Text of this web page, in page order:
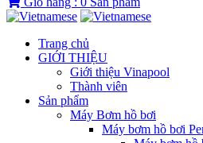
Trang chủ
GIỚI THIỆU
Giới thiệu Vinapool
Thành viên
Sản phẩm
Máy Bơm hồ bơi
Máy bơm hồ bơi